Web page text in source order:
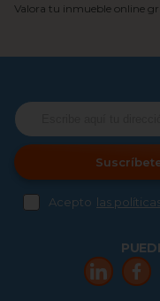
Valora tu inmueble online
Acepto las